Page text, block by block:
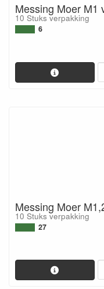
Messing Moer M1
10 Stuks verpakking
6
Messing Moer
10 Stuks verpakking
27